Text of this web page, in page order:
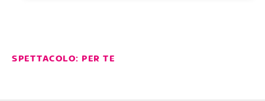
SPETTACOLO: PER TE